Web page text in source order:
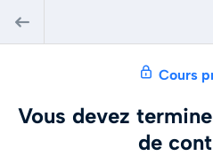
Cours
Vous devez
de